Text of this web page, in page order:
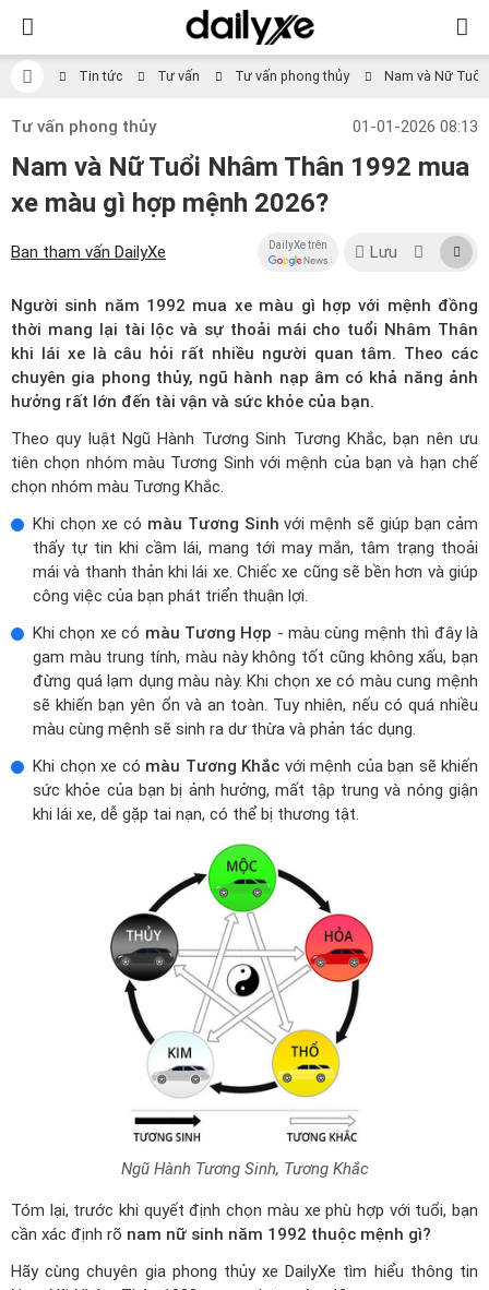
Tin tức Tư vấn Tư vấn phong thủy Nam và Nữ Tuổi
Tư vấn phong thủy 01-01-2026 08:13
Nam và Nữ Tuổi Nhâm Thân 1992 mua
xe màu gì hợp mệnh 2026?
Ban tham vấn DailyXe DailyXe trên Lưu
Người sinh năm 1992 mua xe màu gì hợp với mệnh đồng
thời mang lại tài lộc và sự thoải mái cho tuổi Nhâm Thân
khi lái xe là câu hỏi rất nhiều người quan tâm. Theo các
chuyên gia phong thủy, ngũ hành nạp âm có khả năng ảnh
hưởng rất lớn đến tài vận và sức khỏe của bạn.
Theo quy luật Ngũ Hành Tương Sinh Tương Khắc, bạn nên ưu
tiên chọn nhóm màu Tương Sinh với mệnh của bạn và hạn chế
chọn nhóm màu Tương Khắc.
Khi chọn xe có màu Tương Sinh với mệnh sẽ giúp bạn cảm
thấy tự tin khi cầm lái, mang tới may mắn, tâm trạng thoải
mái và thanh thản khi lái xe. Chiếc xe cũng sẽ bền hơn và giúp
công việc của bạn phát triển thuận lợi.
Khi chọn xe có màu Tương Hợp - màu cùng mệnh thì đây là
gam màu trung tính, màu này không tốt cũng không xấu, bạn
đừng quá lạm dụng màu này. Khi chọn xe có màu cung mệnh
sẽ khiến bạn yên ổn và an toàn. Tuy nhiên, nếu có quá nhiều
màu cùng mệnh sẽ sinh ra dư thừa và phản tác dụng.
Khi chọn xe có màu Tương Khắc với mệnh của bạn sẽ khiến
sức khỏe của bạn bị ảnh hưởng, mất tập trung và nóng giận
khi lái xe, dễ gặp tai nạn, có thể bị thương tật.
Ngũ Hành Tương Sinh, Tương Khắc
Tóm lại, trước khi quyết định chọn màu xe phù hợp với tuổi, bạn
cần xác định rõ nam nữ sinh năm 1992 thuộc mệnh gì?
Hãy cùng chuyên gia phong thủy xe DailyXe tìm hiểu thông tin